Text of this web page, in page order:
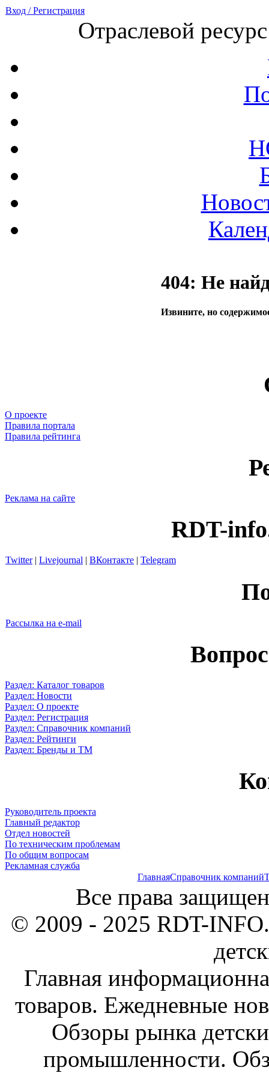
Вход / Регистрация
Отраслевой
404: Не
Извините, но
О проекте
Правила портала
Правила рейтинга
Реклама на сайте
RDT-
Twitter| Livejournal | ВКонтакте | Telegram
Рассылка на e-mail
Раздел: Каталог товаров
Раздел: Новости
Раздел: О проекте
Раздел: Регистрация
Раздел: Справочник компаний
Раздел: Рейтинги
Раздел: Бренды и ТМ
Руководитель проекта
Главный редактор
Отдел новостей
По техническим проблемам
По общим вопросам
Рекламная служба
ГлавнаяСправочник компаний
Все права
© 2009 - 2025 RDT-
Главная
товаров. Ежедневные
Обзоры рынка
промышленности.